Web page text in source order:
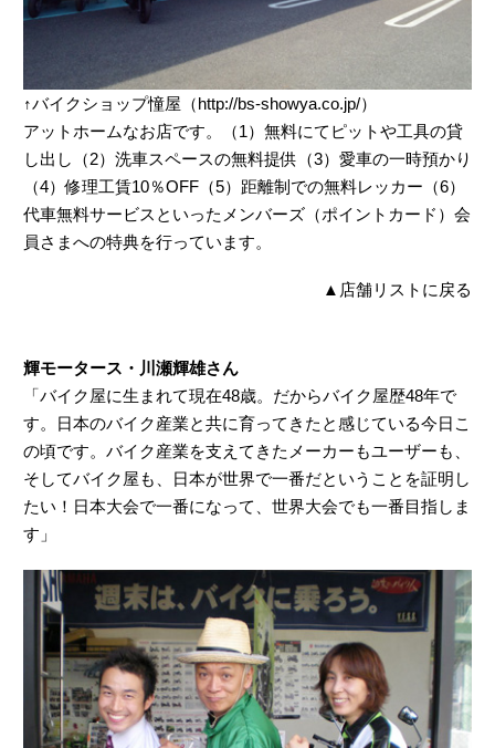
↑バイクショップ憧屋（http://bs-showya.co.jp/）
アットホームなお店です。（1）無料にてピットや工具の貸
し出し（2）洗車スペースの無料提供（3）愛車の一時預かり
（4）修理工賃10％OFF（5）距離制での無料レッカー（6）
代車無料サービスといったメンバーズ（ポイントカード）会
員さまへの特典を行っています。
▲ 店舗リストに戻る
輝モータース・川瀬輝雄さん
「バイク屋に生まれて現在48歳。だからバイク屋歴48年で
す。日本のバイク産業と共に育ってきたと感じている今日こ
の頃です。バイク産業を支えてきたメーカーもユーザーも、
そしてバイク屋も、日本が世界で一番だということを証明し
たい！日本大会で一番になって、世界大会でも一番目指しま
す」